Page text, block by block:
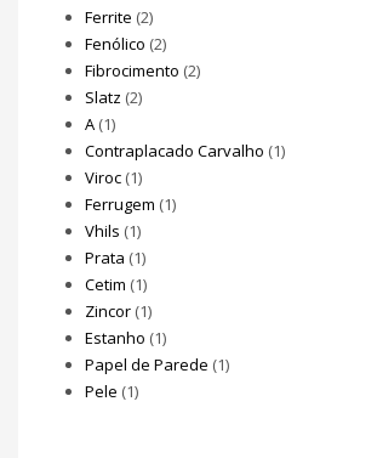
Ferrite (2)
Fenólico (2)
Fibrocimento (2)
Slatz (2)
A (1)
Contraplacado Carvalho (1)
Viroc (1)
Ferrugem (1)
Vhils (1)
Prata (1)
Cetim (1)
Zincor (1)
Estanho (1)
Papel de Parede (1)
Pele (1)